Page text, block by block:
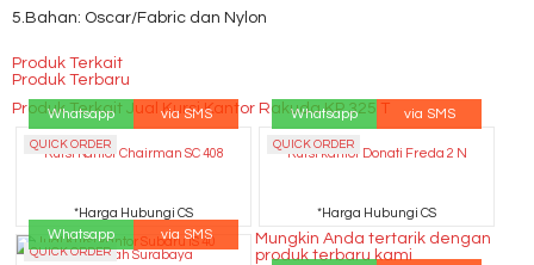
5.Bahan: Oscar/Fabric dan Nylon
Produk Terkait
Produk Terbaru
Produk Terkait Jual Kursi Kantor Rakuda KP 325 T
QUICK ORDER
Whatsapp via SMS
Kursi Kantor Chairman SC 408
*Harga Hubungi CS
QUICK ORDER
Whatsapp via SMS
Kursi kantor Donati Freda 2 N
*Harga Hubungi CS
QUICK ORDER
Whatsapp via SMS
Mungkin Anda tertarik dengan
produk terbaru kami